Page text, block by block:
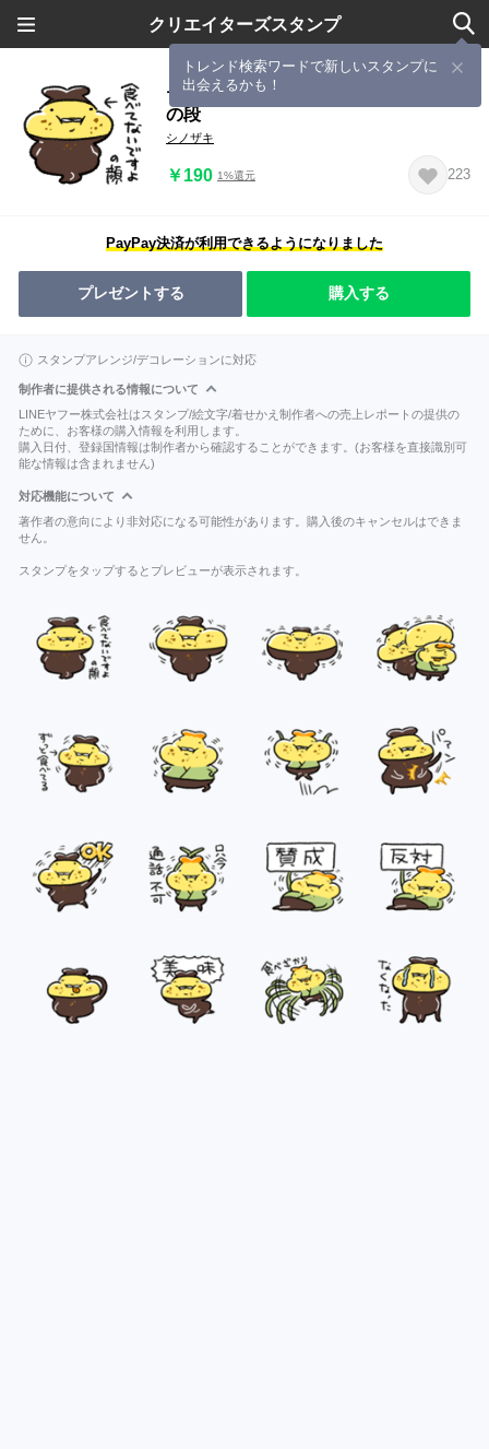
クリエイターズスタンプ
トレンド検索ワードで新しいスタンプに
出会えるかも！
テンプラニンジャ＆サムライもぐもぐ
の段
シノザキ
￥190 1%還元 223
PayPay決済が利用できるようになりました
プレゼントする 購入する
スタンプアレンジ/デコレーションに対応
制作者に提供される情報について
LINEヤフー株式会社はスタンプ/絵文字/着せかえ制作者への売上レポートの提供の
ために、お客様の購入情報を利用します。
購入日付、登録国情報は制作者から確認することができます。(お客様を直接識別可
能な情報は含まれません)
対応機能について
著作者の意向により非対応になる可能性があります。購入後のキャンセルはできま
せん。
スタンプをタップするとプレビューが表示されます。